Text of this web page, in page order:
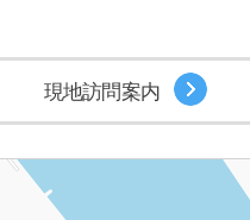
現地訪問案内